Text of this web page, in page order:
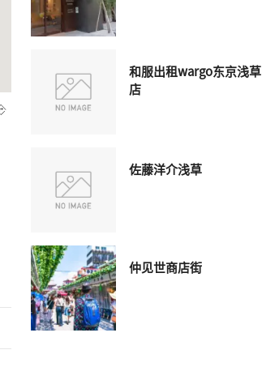
和服出租wargo东京浅草
店
佐藤洋介浅草
仲见世商店街